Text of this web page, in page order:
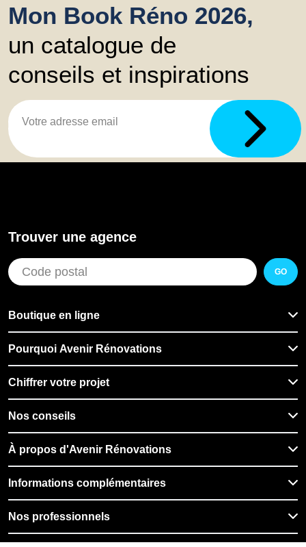
Mon Book Réno 2026,
un catalogue de
conseils et inspirations
Trouver une agence
GO
Boutique en ligne
Pourquoi Avenir Rénovations
Chiffrer votre projet
Nos conseils
À propos d'Avenir Rénovations
Informations complémentaires
Nos professionnels